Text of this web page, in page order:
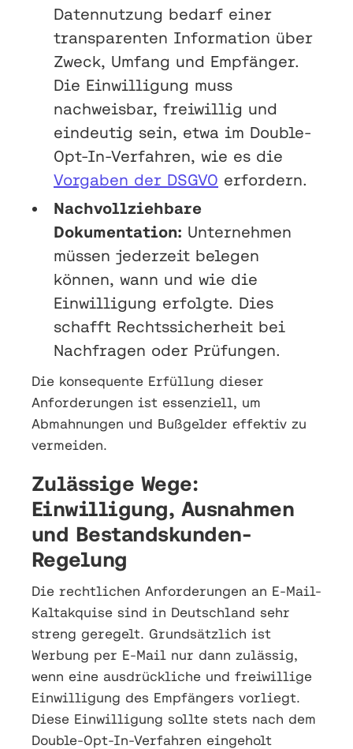
Datennutzung bedarf einer
transparenten Information über
Zweck, Umfang und Empfänger.
Die Einwilligung muss
nachweisbar, freiwillig und
eindeutig sein, etwa im Double-
Opt-In-Verfahren, wie es die
Vorgaben der DSGVO erfordern.
Nachvollziehbare
Dokumentation: Unternehmen
müssen jederzeit belegen
können, wann und wie die
Einwilligung erfolgte. Dies
schafft Rechtssicherheit bei
Nachfragen oder Prüfungen.
Die konsequente Erfüllung dieser
Anforderungen ist essenziell, um
Abmahnungen und Bußgelder effektiv zu
vermeiden.
Zulässige Wege:
Einwilligung, Ausnahmen
und Bestandskunden-
Regelung
Die rechtlichen Anforderungen an E-Mail-
Kaltakquise sind in Deutschland sehr
streng geregelt. Grundsätzlich ist
Werbung per E-Mail nur dann zulässig,
wenn eine ausdrückliche und freiwillige
Einwilligung des Empfängers vorliegt.
Diese Einwilligung sollte stets nach dem
Double-Opt-In-Verfahren eingeholt